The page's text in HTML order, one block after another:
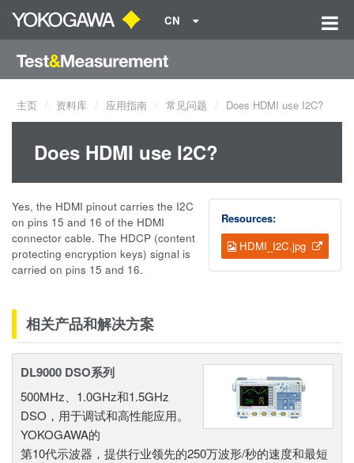
CN
主页 资料库 应用指南 常见问题 Does HDMI use I2C?
Does HDMI use I2C?
Resources:
HDMI_I2C.jpg
Yes, the HDMI pinout carries the I2C
on pins 15 and 16 of the HDMI
connector cable. The HDCP (content
protecting encryption keys) signal is
carried on pins 15 and 16.
相关产品和解决方案
DL9000 DSO系列
500MHz、1.0GHz和1.5GHz
DSO，用于调试和高性能应用。
YOKOGAWA的
第10代示波器，提供行业领先的250万波形/秒的速度和最短